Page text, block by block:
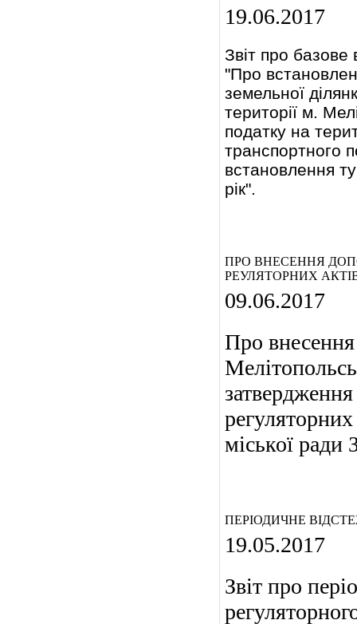
19.06.2017
Звіт про базове
"Про
земельної
території м.
податку на
транспортного
встановлення
рік".
ПРО ВНЕСЕННЯ
РЕУЛЯТОРНИХ
09.06.2017
Про внесення
затвердження
міської ради
ПЕРІОДИЧНЕ
19.05.2017
Звіт про